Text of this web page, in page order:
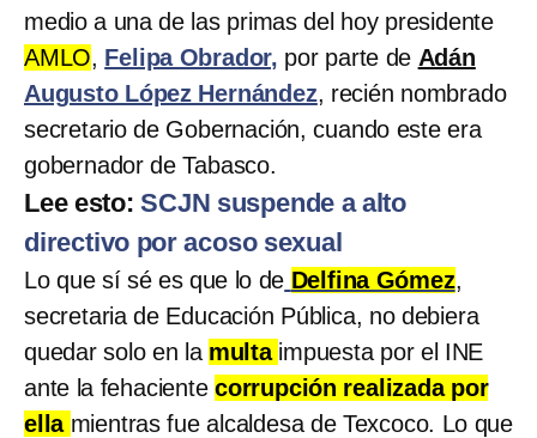
medio a una de las primas del hoy presidente
AMLO, Felipa Obrador, por parte de Adán
Augusto López Hernández, recién nombrado
secretario de Gobernación, cuando este era
gobernador de Tabasco.
Lee esto:SCJN suspende a alto
directivo por acoso sexual
Lo que sí sé es que lo de Delfina Gómez,
secretaria de Educación Pública, no debiera
quedar solo en la multa impuesta por el INE
ante la fehacientecorrupción realizada por
ella mientras fue alcaldesa de Texcoco. Lo que